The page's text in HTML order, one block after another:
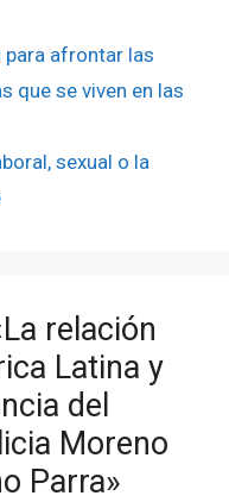
afrontar las
que se viven en las
sexual o la
relación
Latina y
del
Moreno
Parra»